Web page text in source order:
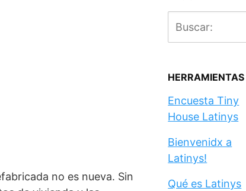
no es nueva. Sin
HERRAMIENTAS
Encuesta Tiny
House Latinys
Bienvenidx a
Latinys!
Qué es Latinys